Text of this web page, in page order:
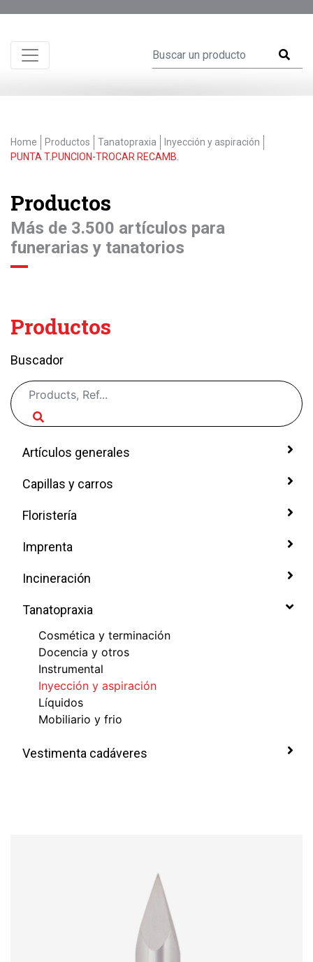
Home Productos Tanatopraxia
Inyección y aspiración
PUNTA T.PUNCION-TROCAR RECAMB.
Productos
Más de 3.500 artículos para
funerarias y tanatorios
Productos
Buscador
Artículos generales
Capillas y carros
Floristería
Imprenta
Incineración
Tanatopraxia
Cosmética y terminación
Docencia y otros
Instrumental
Inyección y aspiración
Líquidos
Mobiliario y frio
Vestimenta cadáveres